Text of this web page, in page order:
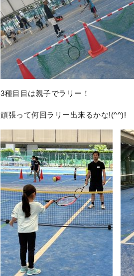
3種目目は親子でラリー！
頑張って何回ラリー出来るかな!(^^)!